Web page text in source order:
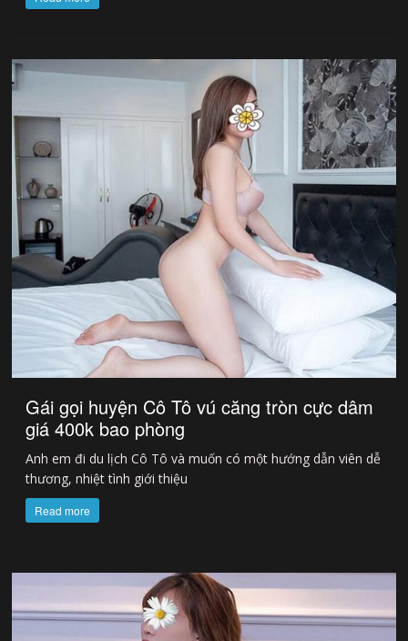
Gái gọi huyện Cô Tô vú căng tròn cực dâm
giá 400k bao phòng
Anh em đi du lịch Cô Tô và muốn có một hướng dẫn viên dễ
thương, nhiệt tình giới thiệu
Read more